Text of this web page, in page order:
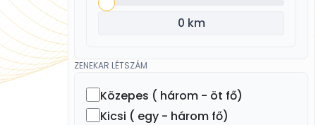
0 km
ZENEKAR LÉTSZÁM
Közepes ( három - öt fő)
Kicsi ( egy - három fő)